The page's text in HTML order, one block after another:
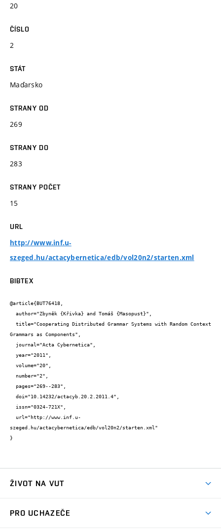
20
ČÍSLO
2
STÁT
Maďarsko
STRANY OD
269
STRANY DO
283
STRANY POČET
15
URL
http://www.inf.u-
szeged.hu/actacybernetica/edb/vol20n2/starten.xml
BIBTEX
@article{BUT76418,
Grammars as Components",
szeged.hu/actacybernetica/edb/vol20n2/starten.xml"
}
ŽIVOT NA VUT
PRO UCHAZEČE